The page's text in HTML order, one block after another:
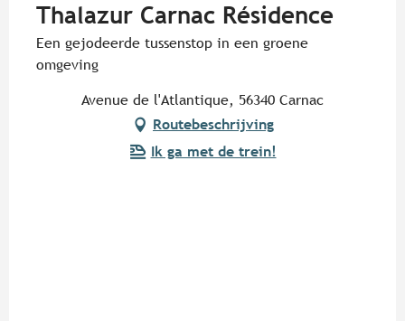
Thalazur Carnac Résidence
Een gejodeerde tussenstop in een groene
omgeving
Avenue de l'Atlantique, 56340 Carnac
Routebeschrijving
Ik ga met de trein!